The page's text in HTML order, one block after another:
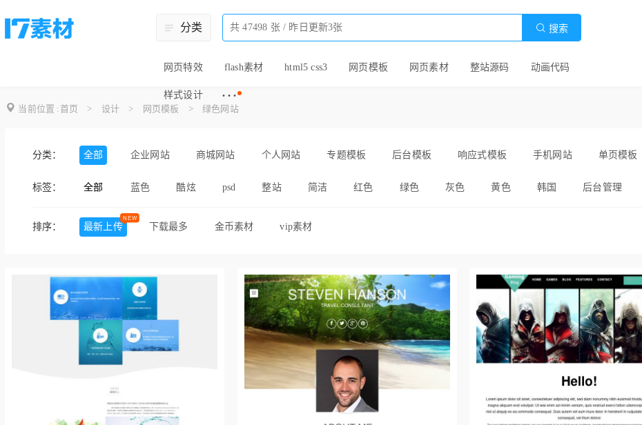
分类  搜索
网页特效 flash素材 html5 css3 网页模板 网页素材 整站源码 动画代码
样式设计 ···
当前位置 :首页 > 设计 > 网页模板 > 绿色网站
分类： 全部 企业网站 商城网站 个人网站 专题模板 后台模板 响应式模板 手机网站 单页模板
标签： 全部 蓝色 酷炫 psd 整站 简洁 红色 绿色 灰色 黄色 韩国 后台管理
登录
摄影作品 俱乐部网站 婚礼策划 宽屏html 交易网站 中介网站模板 运动健
排序： 最新上传 下载最多 金币素材 vip素材